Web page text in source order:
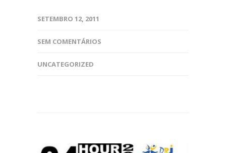
SETEMBRO 12, 2011
SEM COMENTÁRIOS
UNCATEGORIZED